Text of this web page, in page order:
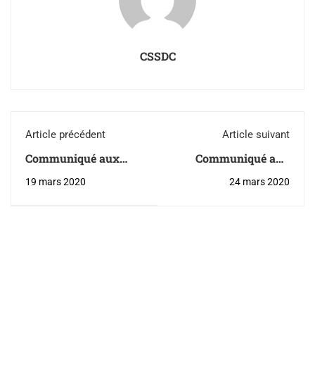
CSSDC
Article précédent
Communiqué aux
des services
19 mars 2020
Article suivant
Communiqué aux
Prolongation de la
24 mars 2020